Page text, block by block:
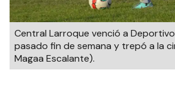
Central Larroque venció a
pasado fin de semana y trepó a la
Magaa Escalante).